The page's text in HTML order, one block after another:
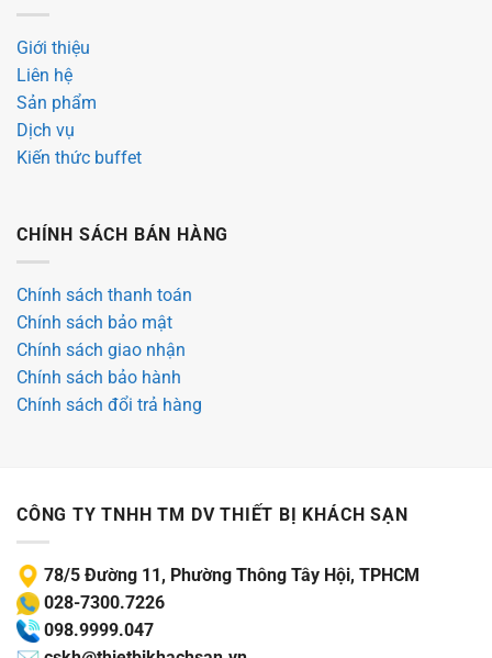
Giới thiệu
Liên hệ
Sản phẩm
Dịch vụ
Kiến thức buffet
CHÍNH SÁCH BÁN HÀNG
Chính sách thanh toán
Chính sách bảo mật
Chính sách giao nhận
Chính sách bảo hành
Chính sách đổi trả hàng
CÔNG TY TNHH TM DV THIẾT BỊ KHÁCH SẠN
78/5 Đường 11, Phường Thông Tây Hội, TPHCM
028-7300.7226
098.9999.047